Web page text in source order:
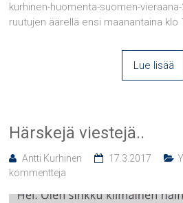
kurhinen-huomenta-suomen-
ruutujen äärellä ensi maanantaina klo
Lue lisää
Härskejä viestejä..
Antti Kurhinen 17.3.2017
kommentteja